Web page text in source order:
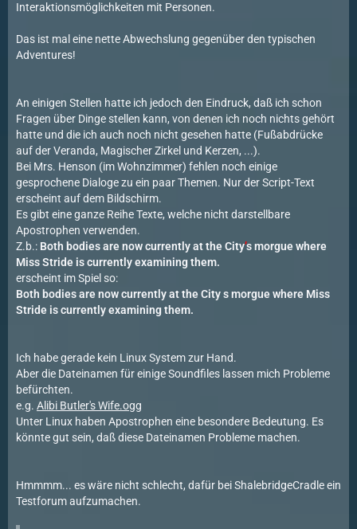
Interaktionsmöglichkeiten mit Personen.
Das ist mal eine nette Abwechslung gegenüber den typischen
Adventures!
An einigen Stellen hatte ich jedoch den Eindruck, daß ich schon
Fragen über Dinge stellen kann, von denen ich noch nichts gehört
hatte und die ich auch noch nicht gesehen hatte (Fußabdrücke
auf der Veranda, Magischer Zirkel und Kerzen, ...).
Bei Mrs. Henson (im Wohnzimmer) fehlen noch einige
gesprochene Dialoge zu ein paar Themen. Nur der Script-Text
erscheint auf dem Bildschirm.
Es gibt eine ganze Reihe Texte, welche nicht darstellbare
Apostrophen verwenden.
Z.b.: Both bodies are now currently at the City’s morgue where
Miss Stride is currently examining them.
erscheint im Spiel so:
Both bodies are now currently at the City s morgue where Miss
Stride is currently examining them.
Ich habe gerade kein Linux System zur Hand.
Aber die Dateinamen für einige Soundfiles lassen mich Probleme
befürchten.
e.g. Alibi Butler's Wife.ogg
Unter Linux haben Apostrophen eine besondere Bedeutung. Es
könnte gut sein, daß diese Dateinamen Probleme machen.
Hmmmm... es wäre nicht schlecht, dafür bei ShalebridgeCradle ein
Testforum aufzumachen.